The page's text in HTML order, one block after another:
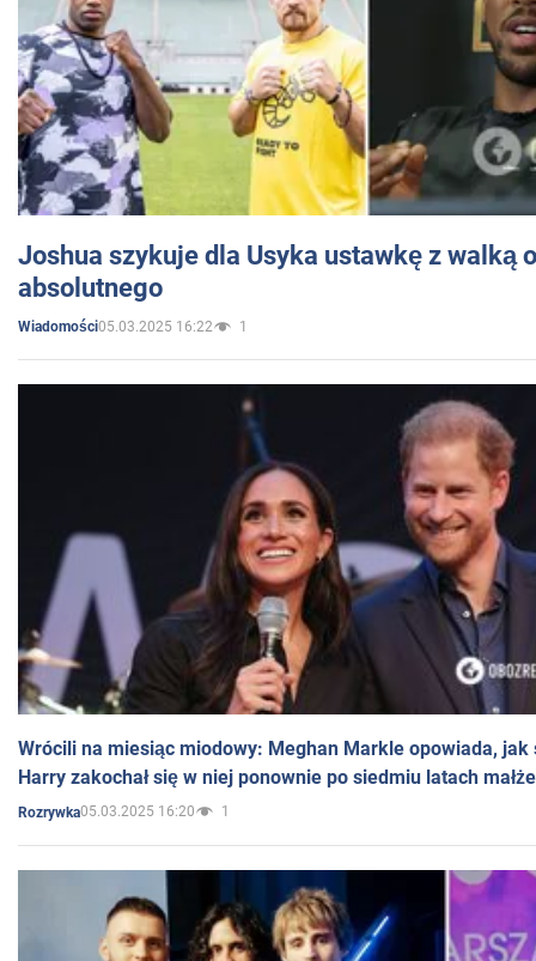
Joshua szykuje dla Usyka ustawkę z walką
absolutnego
Wiadomości05.03.2025 16:22 1
Wrócili na miesiąc miodowy: Meghan Markle opowiada, jak
Harry zakochał się w niej ponownie po siedmiu latach
Rozrywka05.03.2025 16:20 1